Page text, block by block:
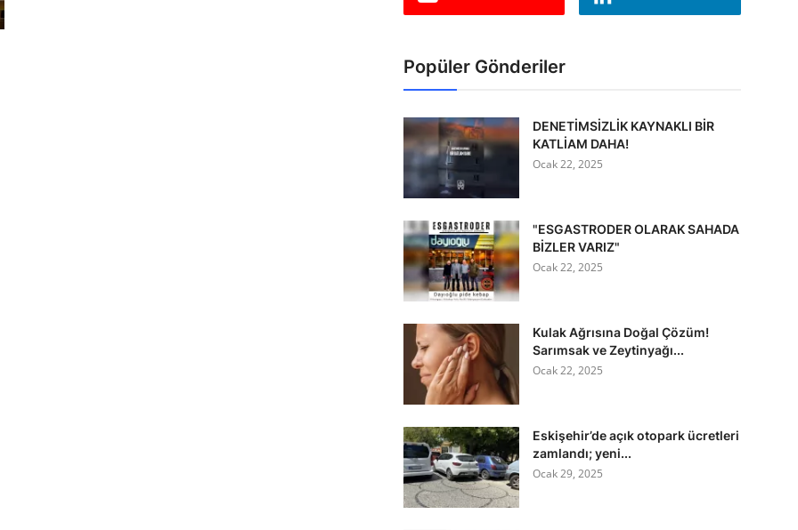
Popüler Gönderiler
DENETİMSİZLİK KAYNAKLI BİR
KATLİAM DAHA!
Ocak 22, 2025
"ESGASTRODER OLARAK SAHADA
BİZLER VARIZ"
Ocak 22, 2025
Kulak Ağrısına Doğal Çözüm!
Sarımsak ve Zeytinyağı...
Ocak 22, 2025
Eskişehir’de açık otopark ücretleri
zamlandı; yeni...
Ocak 29, 2025